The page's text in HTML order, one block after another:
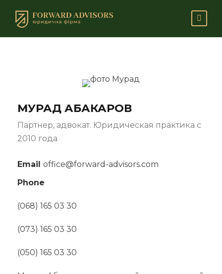
МУРАД АБАКАРОВ
Партнер, адвокат. Юридическая практика с
2010 года
Email office@forward-advisors.com
Phone
(068) 165 03 30
(073) 165 03 30
(050) 165 03 30